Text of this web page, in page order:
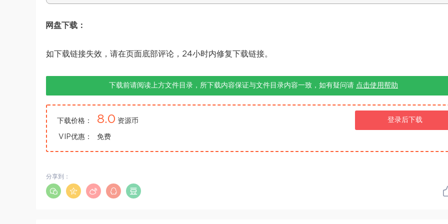
网盘下载：
如下载链接失效，请在页面底部评论，24小时内修复下载链接。
下载前请阅读上方文件目录，所下载内容保证与文件目录内容一致，如有疑问请 点击使用帮助
下载价格： 8.0 资源币
VIP优惠： 免费
登录后下载
分享到：